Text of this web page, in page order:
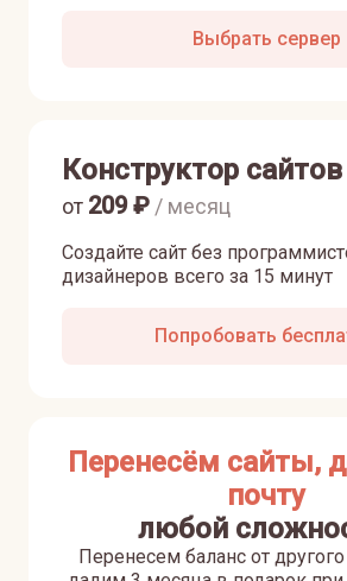
Выбрать сервер
Конструктор сайтов
Создайте сайт без
дизайнеров всего за 15 минут
от 209₽ / месяц
Попробовать
Перенесём сайты,
почту
любой
Перенесем баланс от